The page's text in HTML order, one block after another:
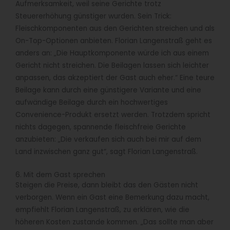
Aufmerksamkeit, weil seine Gerichte trotz
Steuererhöhung günstiger wurden. Sein Trick:
Fleischkomponenten aus den Gerichten streichen und als
On-Top-Optionen anbieten. Florian Langenstraß geht es
anders an: „Die Hauptkomponente würde ich aus einem
Gericht nicht streichen. Die Beilagen lassen sich leichter
anpassen, das akzeptiert der Gast auch eher.“ Eine teure
Beilage kann durch eine günstigere Variante und eine
aufwändige Beilage durch ein hochwertiges
Convenience-Produkt ersetzt werden. Trotzdem spricht
nichts dagegen, spannende fleischfreie Gerichte
anzubieten: „Die verkaufen sich auch bei mir auf dem
Land inzwischen ganz gut“, sagt Florian Langenstraß.
6. Mit dem Gast sprechen
Steigen die Preise, dann bleibt das den Gästen nicht
verborgen. Wenn ein Gast eine Bemerkung dazu macht,
empfiehlt Florian Langenstraß, zu erklären, wie die
höheren Kosten zustande kommen. „Das sollte man aber